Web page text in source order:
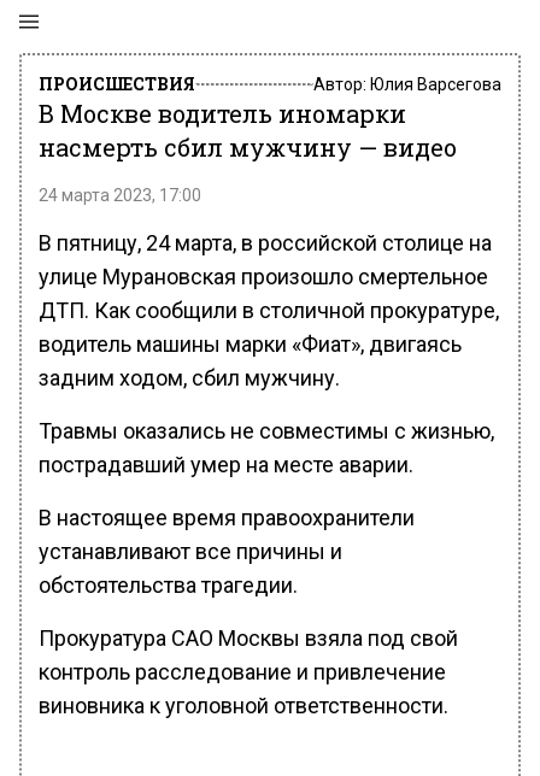
ПРОИСШЕСТВИЯ Автор: Юлия Варсегова
В Москве водитель иномарки
насмерть сбил мужчину — видео
24 марта 2023, 17:00
В пятницу, 24 марта, в российской столице на
улице Мурановская произошло смертельное
ДТП. Как сообщили в столичной прокуратуре,
водитель машины марки «Фиат», двигаясь
задним ходом, сбил мужчину.
Травмы оказались не совместимы с жизнью,
пострадавший умер на месте аварии.
В настоящее время правоохранители
устанавливают все причины и
обстоятельства трагедии.
Прокуратура САО Москвы взяла под свой
контроль расследование и привлечение
виновника к уголовной ответственности.